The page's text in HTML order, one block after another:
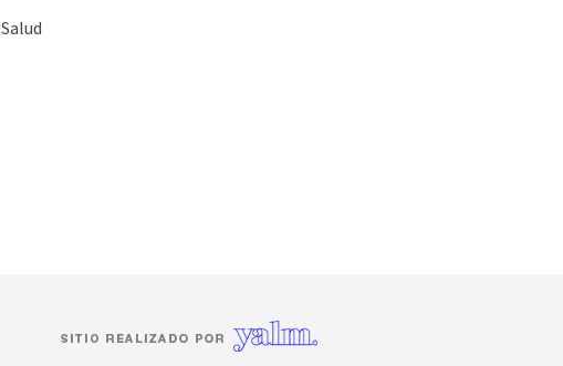
Salud